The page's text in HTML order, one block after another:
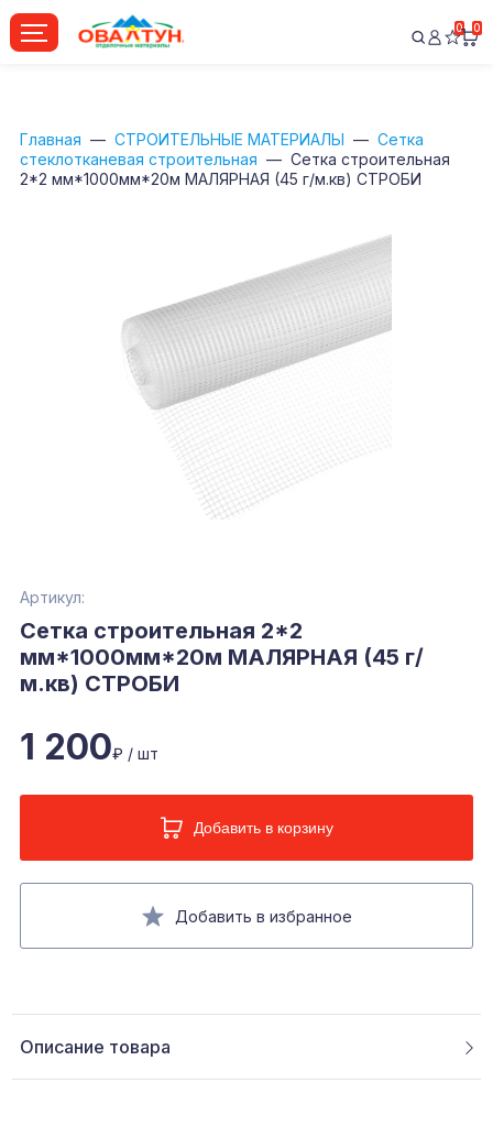
0 0
Главная СТРОИТЕЛЬНЫЕ МАТЕРИАЛЫ
Сетка
стеклотканевая строительная
Сетка строительная
2*2 мм*1000мм*20м МАЛЯРНАЯ (45 г/м.кв) СТРОБИ
Артикул:
Сетка строительная 2*2
мм*1000мм*20м МАЛЯРНАЯ (45 г/
м.кв) СТРОБИ
1 200₽ / шт
Добавить в корзину
Добавить в избранное
Описание товара